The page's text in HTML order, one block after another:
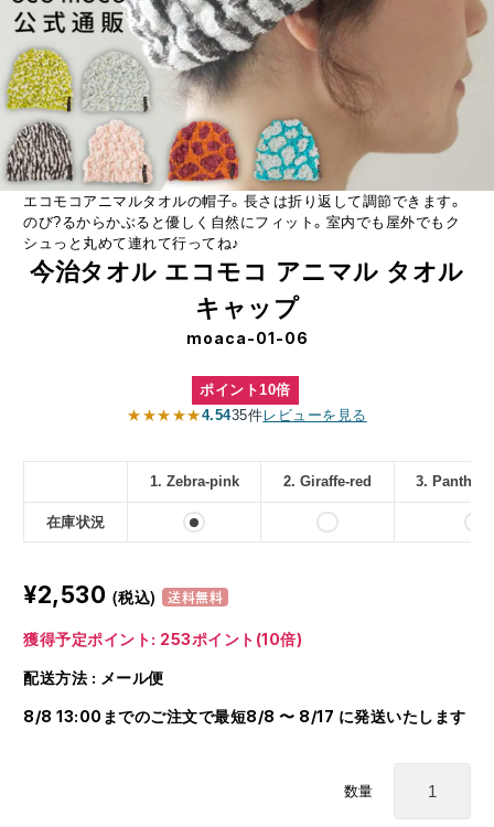
エコモコアニマルタオルの帽子。長さは折り返して調節できます。
のび?るからかぶると優しく自然にフィット。室内でも屋外でもク
シュっと丸めて連れて行ってね♪
今治タオル エコモコ アニマル タオル
キャップ
moaca-01-06
ポイント10倍
★★★★★4.5435件レビューを見る
在庫状況
1. Zebra-pink 2. Giraffe-red 3.
¥2,530 (税込) 送料無料
獲得予定ポイント: 253ポイント(10倍)
配送方法 : メール便
8/8 13:00までのご注文で最短8/8 〜 8/17 に発送いたします
数量